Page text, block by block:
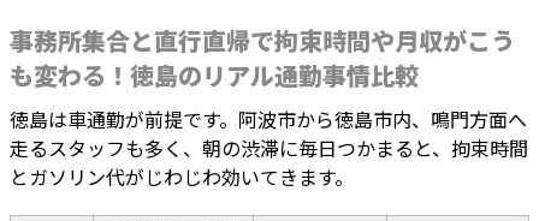
事務所集合と直行直帰で拘束時間や月収がこう
も変わる！徳島のリアル通勤事情比較
徳島は車通勤が前提です。阿波市から徳島市内、鳴門方面へ
走るスタッフも多く、朝の渋滞に毎日つかまると、拘束時間
とガソリン代がじわじわ効いてきます。